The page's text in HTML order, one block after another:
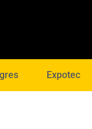
Expotec